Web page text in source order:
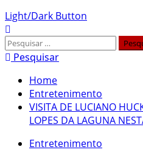
Light/Dark Button
Pesquisar
por:Pesquisar
Home
Entretenimento
VISITA DE LUCIANO
LOPES DA LAGUNA
Entretenimento